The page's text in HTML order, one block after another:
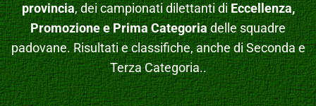
provincia, dei campionati dilettanti diEccellenza,
Promozione e Prima Categoriadelle squadre
padovane. Risultati e classifiche, anche di Seconda e
Terza Categoria..